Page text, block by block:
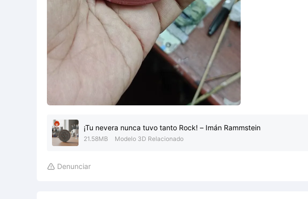
¡Tu nevera nunca tuvo tanto Rock! – Imán Rammstein
21.58MB Modelo 3D Relacionado
 Denunciar